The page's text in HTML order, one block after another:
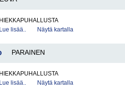
HIEKKAPUHALLUSTA
Lue lisää..
Näytä kartalla
PARAINEN
HIEKKAPUHALLUSTA
Lue lisää..
Näytä kartalla